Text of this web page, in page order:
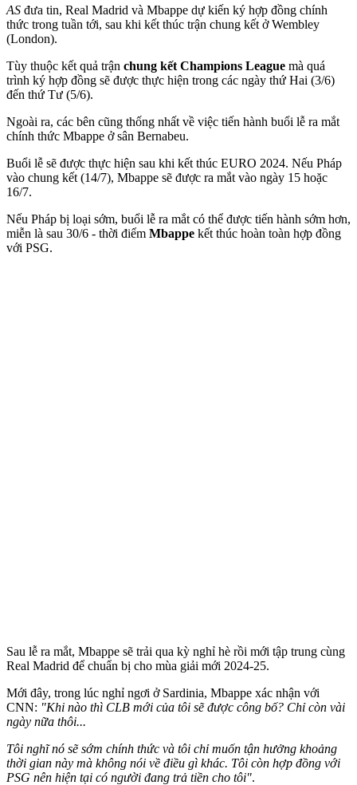
AS đưa tin, Real Madrid và Mbappe dự kiến ký hợp đồng chính
thức trong tuần tới, sau khi kết thúc trận chung kết ở Wembley
(London).
Tùy thuộc kết quả trận chung kết Champions League mà quá
trình ký hợp đồng sẽ được thực hiện trong các ngày thứ Hai (3/6)
đến thứ Tư (5/6).
Ngoài ra, các bên cũng thống nhất về việc tiến hành buổi lễ ra mắt
chính thức Mbappe ở sân Bernabeu.
Buổi lễ sẽ được thực hiện sau khi kết thúc EURO 2024. Nếu Pháp
vào chung kết (14/7), Mbappe sẽ được ra mắt vào ngày 15 hoặc
16/7.
Nếu Pháp bị loại sớm, buổi lễ ra mắt có thể được tiến hành sớm hơn,
miễn là sau 30/6 - thời điểm Mbappe kết thúc hoàn toàn hợp đồng
với PSG.
Sau lễ ra mắt, Mbappe sẽ trải qua kỳ nghỉ hè rồi mới tập trung cùng
Real Madrid để chuẩn bị cho mùa giải mới 2024-25.
Mới đây, trong lúc nghỉ ngơi ở Sardinia, Mbappe xác nhận với
CNN: "Khi nào thì CLB mới của tôi sẽ được công bố? Chỉ còn vài
ngày nữa thôi...
Tôi nghĩ nó sẽ sớm chính thức và tôi chỉ muốn tận hưởng khoảng
thời gian này mà không nói về điều gì khác. Tôi còn hợp đồng với
PSG nên hiện tại có người đang trả tiền cho tôi".